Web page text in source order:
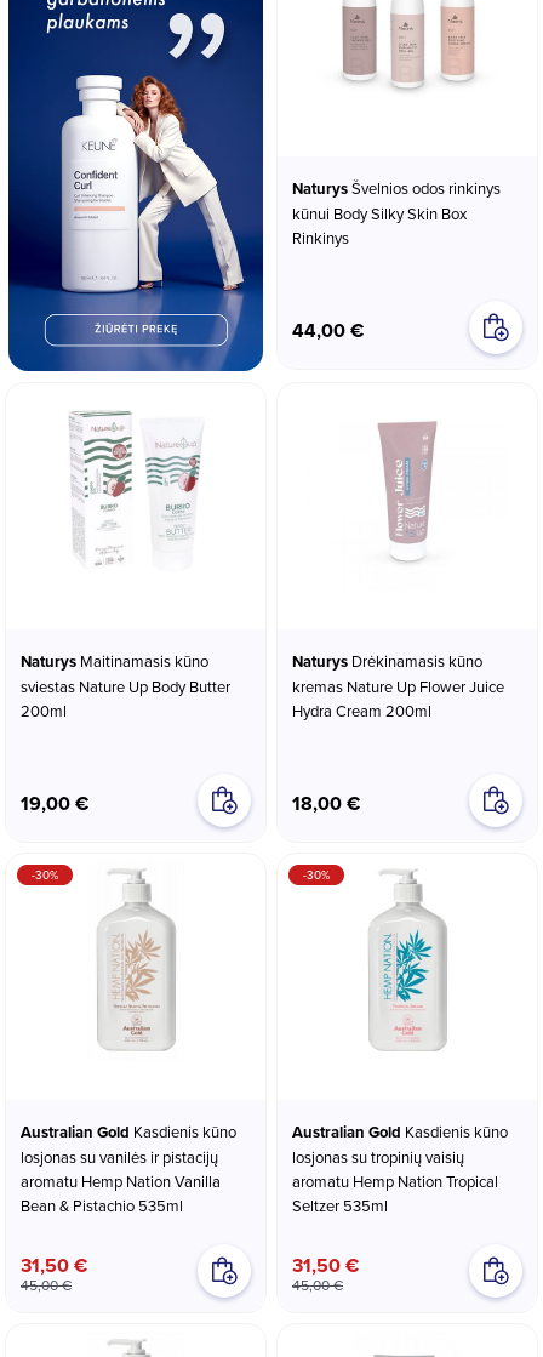
Naturys
kūnui Body Silky Skin Box
Rinkinys
44,00 €
Naturys
sviestas Nature Up Body Butter
200ml
19,00 €
Naturys
kremas Nature Up Flower Juice
Hydra Cream 200ml
18,00 €
Australian Gold
losjonas su vanilės ir pistacijų
aromatu Hemp Nation Vanilla
Bean & Pistachio 535ml
31,50 €
45,00 €
-30%
Australian Gold
losjonas su tropinių vaisių
aromatu Hemp Nation Tropical
Seltzer 535ml
31,50 €
45,00 €
-30%